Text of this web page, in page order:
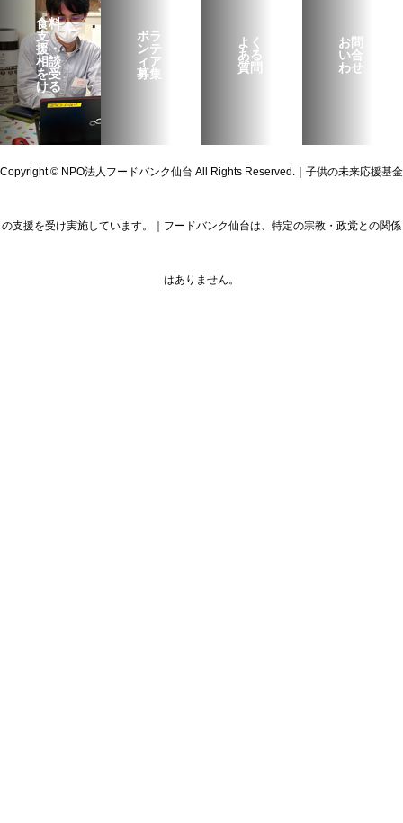
食料
支
援・
相談
を受
ける
ボラ
ンテ
ィア
募集
よく
ある
質問
お問
い合
わせ
Copyright © NPO法人フードバンク仙台 All Rights Reserved.｜子供の未来応援基金
の支援を受け実施しています。｜フードバンク仙台は、特定の宗教・政党との関係
はありません。